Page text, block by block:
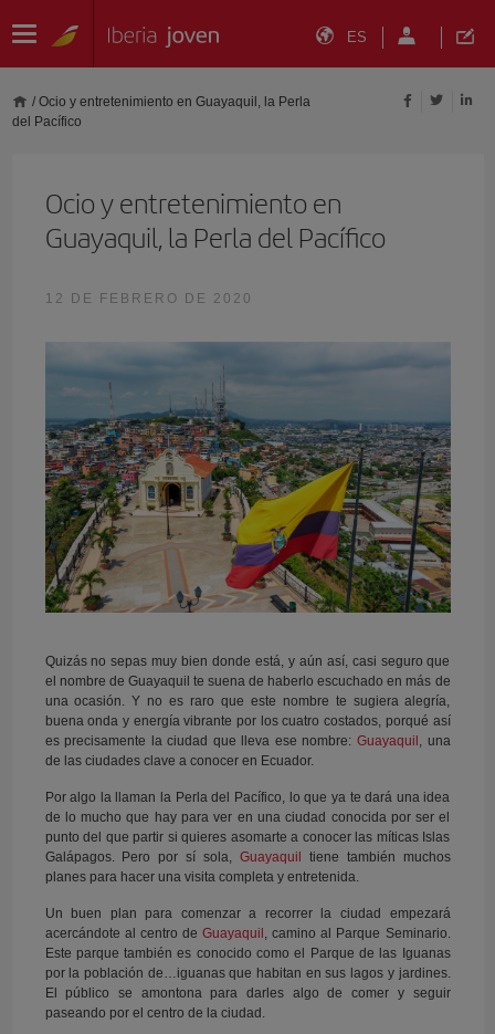
ES
/ Ocio y entretenimiento en Guayaquil, la Perla
del Pacífico
Ocio y entretenimiento en
Guayaquil, la Perla del Pacífico
12 DE FEBRERO DE 2020
Quizás no sepas muy bien donde está, y aún así, casi seguro que
el nombre de Guayaquil te suena de haberlo escuchado en más de
una ocasión. Y no es raro que este nombre te sugiera alegría,
buena onda y energía vibrante por los cuatro costados, porqué así
es precisamente la ciudad que lleva ese nombre: Guayaquil , una
de las ciudades clave a conocer en Ecuador.
Por algo la llaman la Perla del Pacífico, lo que ya te dará una idea
de lo mucho que hay para ver en una ciudad conocida por ser el
punto del que partir si quieres asomarte a conocer las míticas Islas
Galápagos. Pero por sí sola, Guayaquil
tiene también muchos
planes para hacer una visita completa y entretenida.
Un buen plan para comenzar a recorrer la ciudad empezará
acercándote al centro de Guayaquil , camino al Parque Seminario.
Este parque también es conocido como el Parque de las Iguanas
por la población de…iguanas que habitan en sus lagos y jardines.
El público se amontona para darles algo de comer y seguir
paseando por el centro de la ciudad.